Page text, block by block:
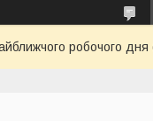
робочого